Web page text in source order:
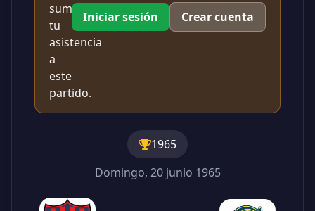
sumar
tu
asistencia
a
este
partido.
Iniciar sesión Crear cuenta
1965
Domingo, 20 junio 1965